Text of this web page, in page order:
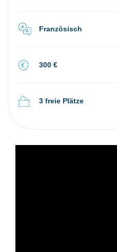
Französisch
300 €
3 freie Plätze